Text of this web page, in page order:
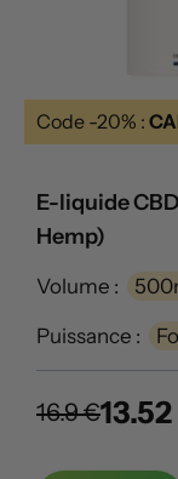
Code -20% :
E-liquide
Hemp)
Volume :
Puissance :
16.9 €